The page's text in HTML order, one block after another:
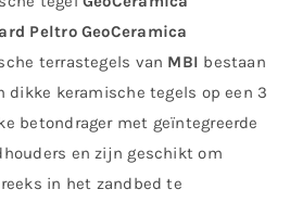
Peltro GeoCeramica
terrastegels van MBI bestaan
dikke keramische tegels op een 3
betondrager met geïntegreerde
en zijn geschikt om
in het zandbed te